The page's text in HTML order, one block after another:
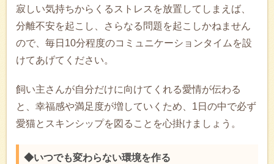
寂しい気持ちからくるストレスを放置してしまえば、
分離不安を起こし、さらなる問題を起こしかねません
ので、毎日10分程度のコミュニケーションタイムを設
けてあげてください。
飼い主さんが自分だけに向けてくれる愛情が伝わる
と、幸福感や満足度が増していくため、1日の中で必ず
愛猫とスキンシップを図ることを心掛けましょう。
◆いつでも変わらない環境を作る